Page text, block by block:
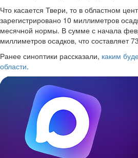
Что касается Твери, то в областном
зарегистрировано 10 миллиметров
месячной нормы. В сумме с начала
миллиметров осадков, что составляет
Ранее синоптики рассказали, каким
области.